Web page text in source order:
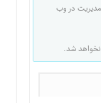
در وب
نخواهد شد.